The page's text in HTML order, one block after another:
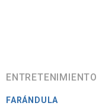
ENTRETENIMIENTO
FARÁNDULA